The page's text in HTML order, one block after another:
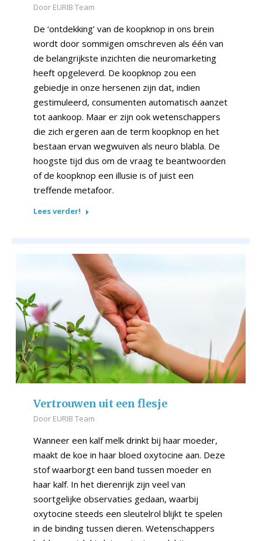
Door EURIB Team
De ‘ontdekking’ van de koopknop in ons brein
wordt door sommigen omschreven als één van
de belangrijkste inzichten die neuromarketing
heeft opgeleverd. De koopknop zou een
gebiedje in onze hersenen zijn dat, indien
gestimuleerd, consumenten automatisch aanzet
tot aankoop. Maar er zijn ook wetenschappers
die zich ergeren aan de term koopknop en het
bestaan ervan wegwuiven als neuro blabla. De
hoogste tijd dus om de vraag te beantwoorden
of de koopknop een illusie is of juist een
treffende metafoor.
Lees verder!
Vertrouwen uit een flesje
Door EURIB Team
Wanneer een kalf melk drinkt bij haar moeder,
maakt de koe in haar bloed oxytocine aan. Deze
stof waarborgt een band tussen moeder en
haar kalf. In het dierenrijk zijn veel van
soortgelijke observaties gedaan, waarbij
oxytocine steeds een sleutelrol blijkt te spelen
in de binding tussen dieren. Wetenschappers